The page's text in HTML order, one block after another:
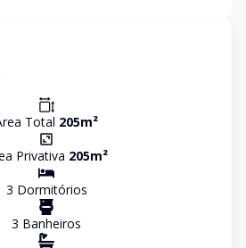
Total 205m²
Privativa 205m²
3 Dormitórios
3 Banheiros